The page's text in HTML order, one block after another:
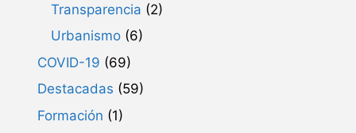
Transparencia (2)
Urbanismo (6)
COVID-19 (69)
Destacadas (59)
Formación (1)